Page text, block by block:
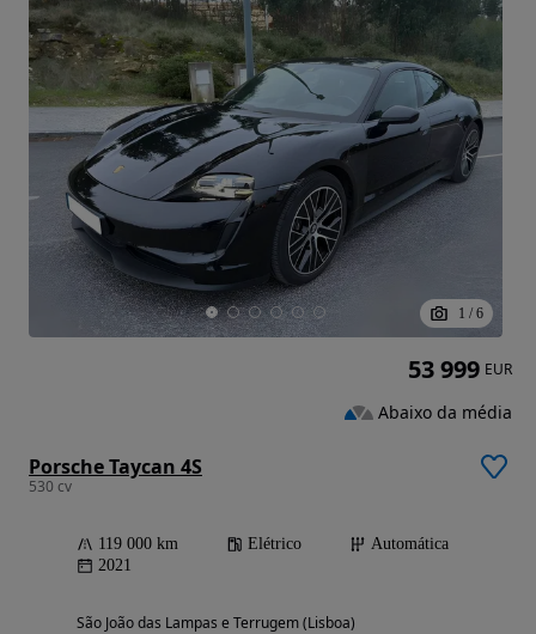
1 / 6
Porsche Taycan 4S
530 cv
119 000 km Elétrico
Automática
2021
São João das Lampas e Terrugem (Lisboa)
53 999 EUR
Abaixo da média